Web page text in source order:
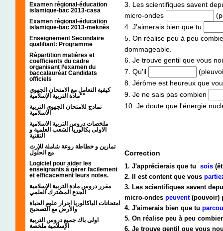
Examen régional-éducation
islamique-bac 2013-casa
Examen régional-éducation
islamique-bac 2013-meknès
Enseignement Secondaire
qualifiant: Programme
Répartition matières et
coefficients du cadre
organisant l’examen du
baccalauréat Candidats
officiels
كيفية التعامل مع الامتحان الجهوي
"مادة التربية الإسلامية"
نمادج للامتحان الجهوي التربية
الاسلامية
ملخصات دروس التربية الاسلامية
الاولى بكالوريا الشعب العلمية و
التقنية
تمارين و خطاطة روعة شاملة للإرث
مع الحلول
Logiciel pour aider les
enseignants à gérer facilement
et efficacement leurs notes.
مقرر دروس مادة التربية الإسلامية
الجذع المشترك العلمي
امتحانات الباكالوريا احرار علوم الحياة
والأرض مع التصحيح
اولى باك جميع دروس التربية
الإسلامية ملخصة
3. Les scientifiques savent
micro-ondes
4. J'aimerais bien que tu
5. On réalise peu à peu
dommageable.
6. Je trouve gentil que vous
7. Qu'il
8. Jérôme est heureux que
9. Je ne sais pas combien
10. Je doute que l'énergie
Correction
1. J'apprécierais que tu sois
2. Il est content que vous
3. Les scientifiques savent
micro-ondes peuvent(pouvoir)
4. J'aimerais bien que tu
5. On réalise peu à peu
6. Je trouve gentil que vous